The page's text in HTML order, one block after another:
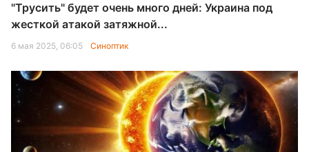
"Трусить" будет очень много дней: Украина под
жесткой атакой затяжной...
6 мая 2025, 06:05 Синоптик